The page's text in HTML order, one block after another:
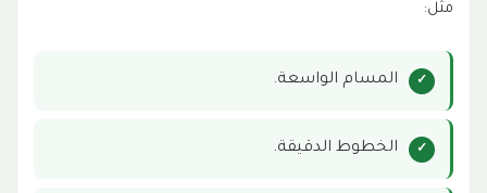
مثل:
المسام الواسعة.
الخطوط الدقيقة.